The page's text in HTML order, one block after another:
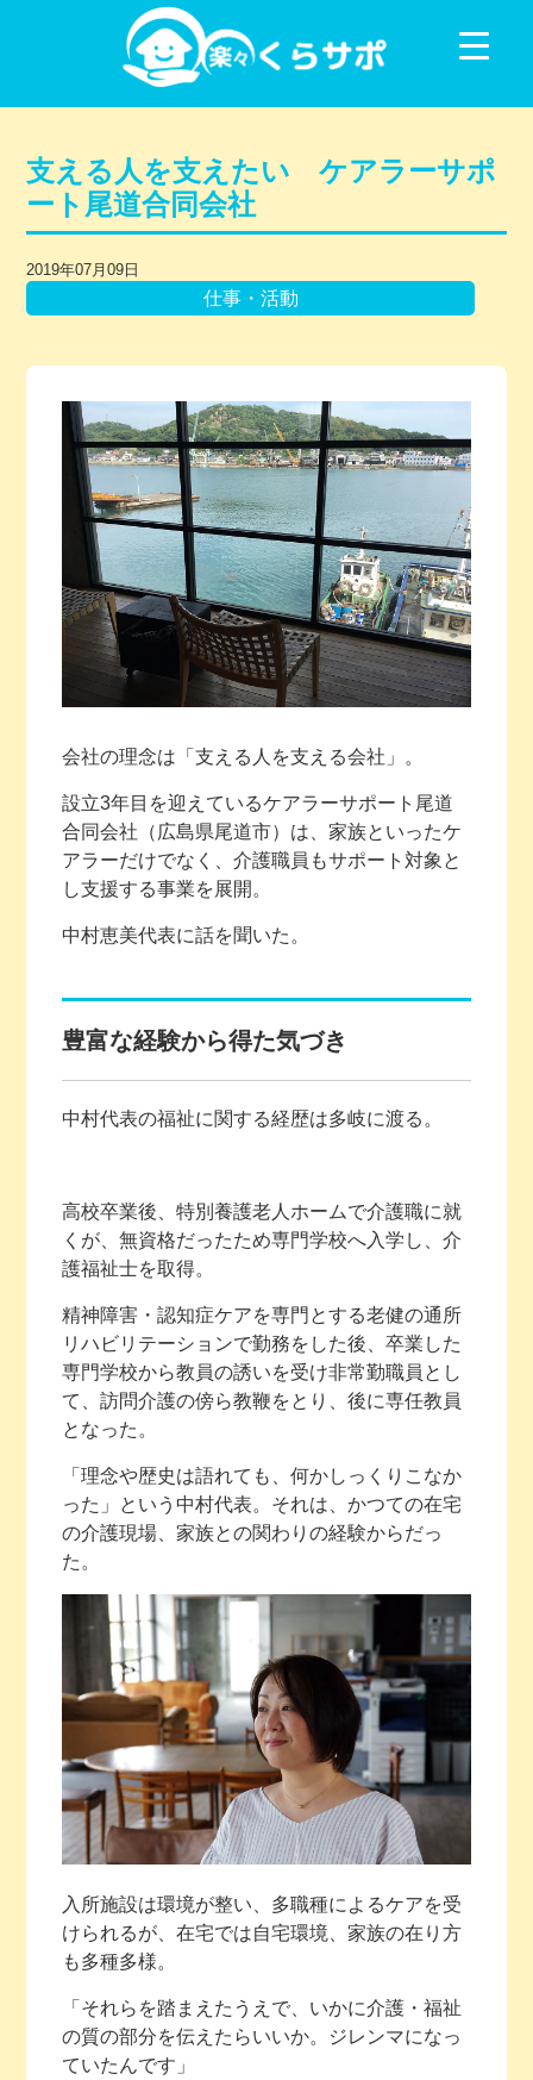
コンテンツに移動
支える人を支えたい ケアラーサポ
ート尾道合同会社
2019年07月09日
仕事・活動
会社の理念は「支える人を支える会社」。
設立3年目を迎えているケアラーサポート尾道
合同会社（広島県尾道市）は、家族といったケ
アラーだけでなく、介護職員もサポート対象と
し支援する事業を展開。
中村恵美代表に話を聞いた。
豊富な経験から得た気づき
中村代表の福祉に関する経歴は多岐に渡る。
高校卒業後、特別養護老人ホームで介護職に就
くが、無資格だったため専門学校へ入学し、介
護福祉士を取得。
精神障害・認知症ケアを専門とする老健の通所
リハビリテーションで勤務をした後、卒業した
専門学校から教員の誘いを受け非常勤職員とし
て、訪問介護の傍ら教鞭をとり、後に専任教員
となった。
「理念や歴史は語れても、何かしっくりこなか
った」という中村代表。それは、かつての在宅
の介護現場、家族との関わりの経験からだっ
た。
入所施設は環境が整い、多職種によるケアを受
けられるが、在宅では自宅環境、家族の在り方
も多種多様。
「それらを踏まえたうえで、いかに介護・福祉
の質の部分を伝えたらいいか。ジレンマになっ
ていたんです」